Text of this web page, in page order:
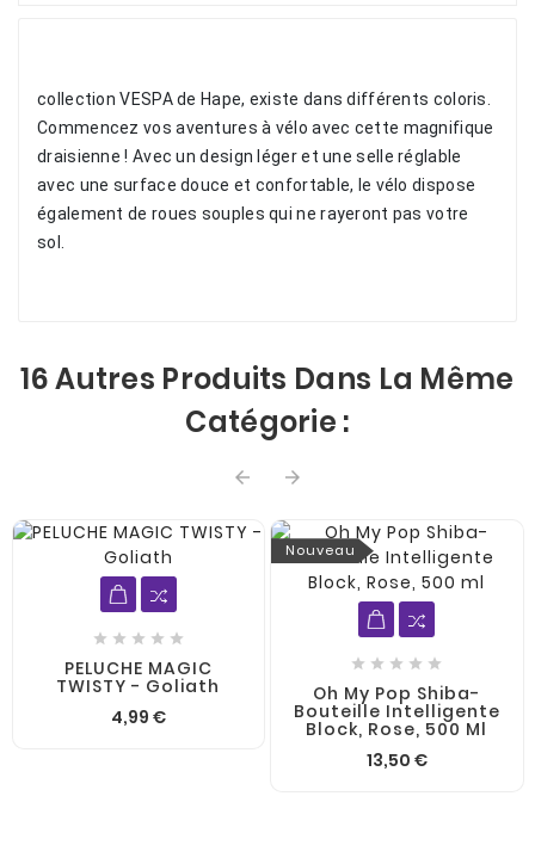
collection VESPA de Hape, existe dans différents coloris.
Commencez vos aventures à vélo avec cette magnifique
draisienne ! Avec un design léger et une selle réglable
avec une surface douce et confortable, le vélo dispose
également de roues souples qui ne rayeront pas votre
sol.
16 Autres Produits Dans La Même
Catégorie :
 
    
PELUCHE MAGIC
TWISTY - Goliath
4,99 €
Nouveau
    
Oh My Pop Shiba-
Bouteille Intelligente
Block, Rose, 500 Ml
13,50 €